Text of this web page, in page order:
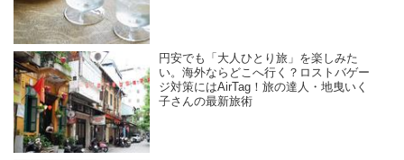
円安でも「大人ひとり旅」を楽しみた
い。海外ならどこへ行く？ロストバゲー
ジ対策にはAirTag！旅の達人・地曳いく
子さんの最新旅術